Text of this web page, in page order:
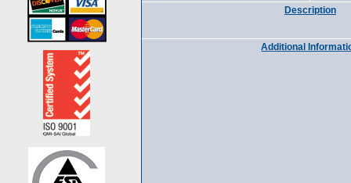
Description
Additional